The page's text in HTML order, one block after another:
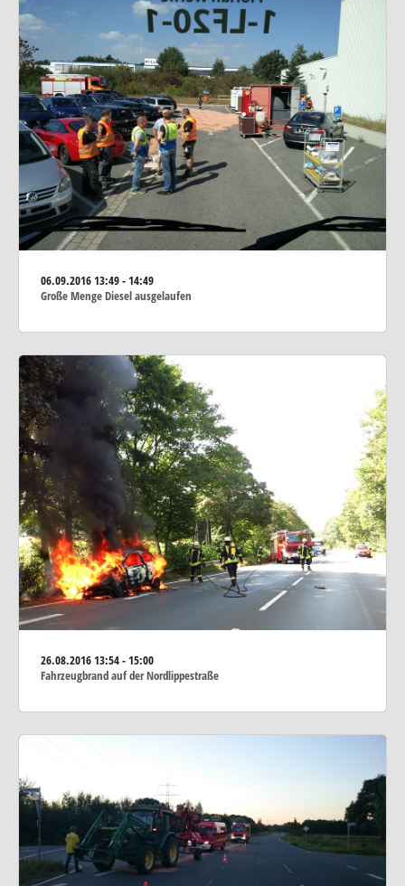
06.09.201613:49 - 14:49
Große Menge Diesel ausgelaufen
26.08.201613:54 - 15:00
Fahrzeugbrand auf der Nordlippestraße